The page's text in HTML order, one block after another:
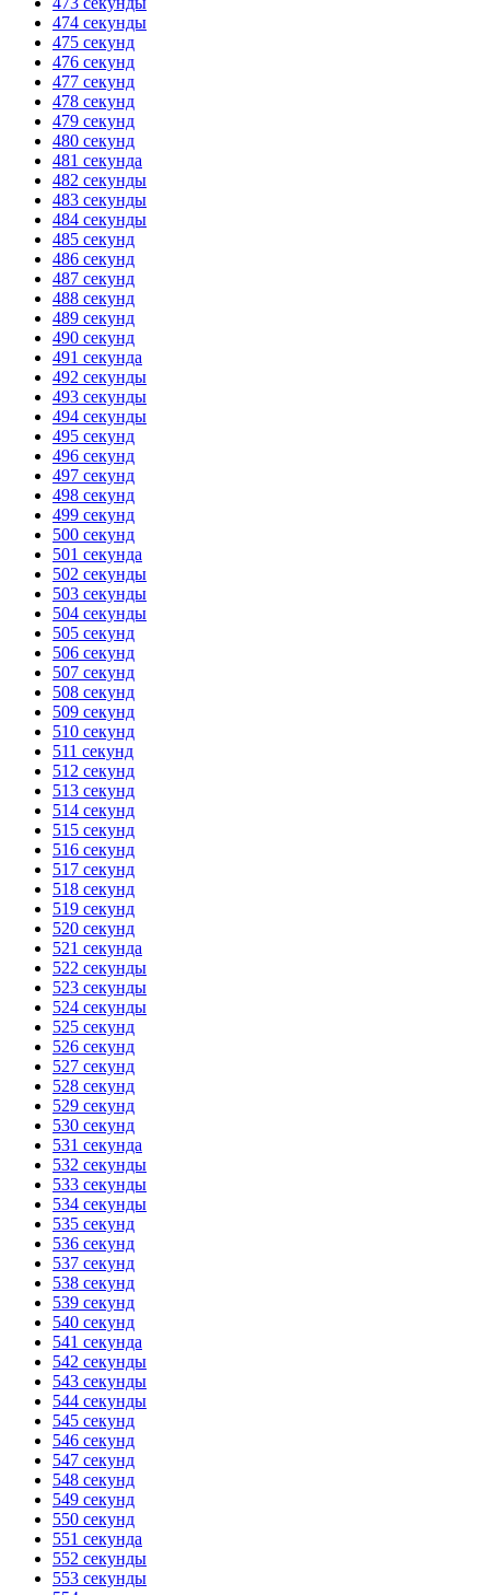
474 секунды
475 секунд
476 секунд
477 секунд
478 секунд
479 секунд
480 секунд
481 секунда
482 секунды
483 секунды
484 секунды
485 секунд
486 секунд
487 секунд
488 секунд
489 секунд
490 секунд
491 секунда
492 секунды
493 секунды
494 секунды
495 секунд
496 секунд
497 секунд
498 секунд
499 секунд
500 секунд
501 секунда
502 секунды
503 секунды
504 секунды
505 секунд
506 секунд
507 секунд
508 секунд
509 секунд
510 секунд
511 секунд
512 секунд
513 секунд
514 секунд
515 секунд
516 секунд
517 секунд
518 секунд
519 секунд
520 секунд
521 секунда
522 секунды
523 секунды
524 секунды
525 секунд
526 секунд
527 секунд
528 секунд
529 секунд
530 секунд
531 секунда
532 секунды
533 секунды
534 секунды
535 секунд
536 секунд
537 секунд
538 секунд
539 секунд
540 секунд
541 секунда
542 секунды
543 секунды
544 секунды
545 секунд
546 секунд
547 секунд
548 секунд
549 секунд
550 секунд
551 секунда
552 секунды
553 секунды